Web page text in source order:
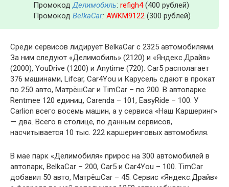
ПромокодДелимобиль: refigh4(400 рублей)
Промокод BelkaCar: AWKM9122 (300 рублей)
Среди сервисов лидирует BelkaCar с 2325 автомобилями.
За ним следуют «Делимобиль» (2120) и «Яндекс.Драйв»
(2000), YouDrive (1200) и Anytime (720). Car5 располагает
376 машинами, Lifcar, Car4You и Карусель сдают в прокат
по 250 авто, МатрёшCar и TimCar – по 200. В автопарке
Rentmee 120 единиц, Carenda – 101, EasyRide – 100. У
Carlion всего восемь машин, а у сервиса «Наш Каршеринг»
— два. Всего в столице, по данным сервисов,
насчитывается 10 тыс. 222 каршеринговых автомобиля.
В мае парк «Делимобиля» прирос на 300 автомобилей в
автопарк, BelkaCar – 200, Car5 и Car4You – 100. TimCar
добавил 50 авто, МатрёшCar – 45. Сервис «Яндекс.Драйв»